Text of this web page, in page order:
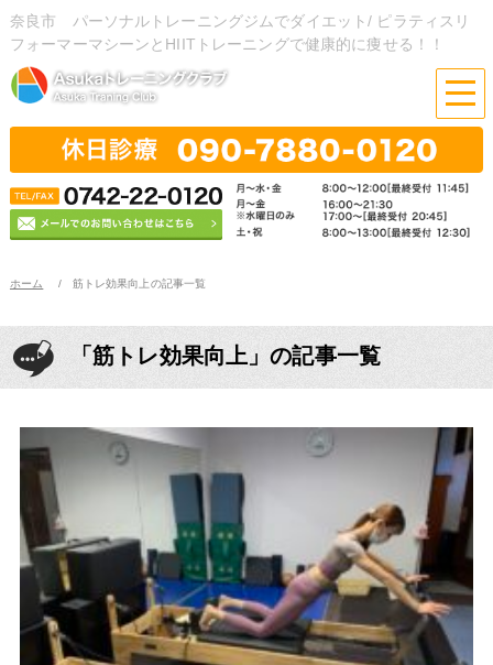
奈良市 パーソナルトレーニングジムでダイエット/ ピラティスリ
フォーマーマシーンとHIITトレーニングで健康的に痩せる！！
ホーム 筋トレ効果向上の記事一覧
「筋トレ効果向上」の記事一覧